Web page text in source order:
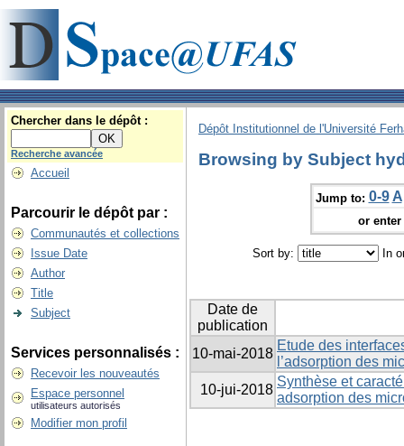
Chercher dans le dépôt :
Recherche avancée
Accueil
Parcourir le dépôt par :
Communautés et collections
Issue Date
Author
Title
Subject
Services personnalisés :
Recevoir les nouveautés
Espace personnel
utilisateurs autorisés
Modifier mon profil
Dépôt Institutionnel de l'Université
Browsing by Subject
Jump to: 0-9 A
or
Sort by: In
Date de
publication
10-mai-2018
Etude des
l’adsorption des
10-jui-2018
Synthèse et
adsorption des